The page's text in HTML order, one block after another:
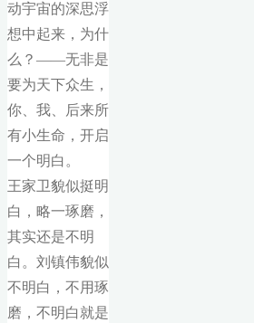
动宇宙的深思浮
想中起来，为什
么？——无非是
要为天下众生，
你、我、后来所
有小生命，开启
一个明白。
王家卫貌似挺明
白，略一琢磨，
其实还是不明
白。刘镇伟貌似
不明白，不用琢
磨，不明白就是